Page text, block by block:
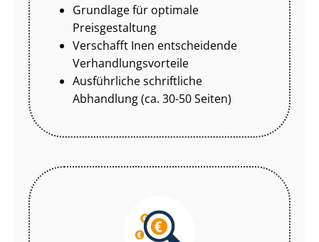
Grundlage für optimale
Preisgestaltung
Verschafft Inen entscheidende
Ver­hand­lungs­vor­tei­le
Ausführliche schriftliche
Abhandlung (ca. 30-50 Seiten)